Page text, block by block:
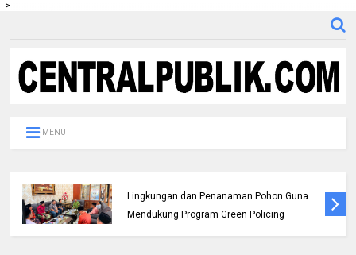
-->
MENU
Wabup Syafaruddin Poti Sampaikan Pesan
Penguatan Ekonomi dan Refleksi Pelayanan